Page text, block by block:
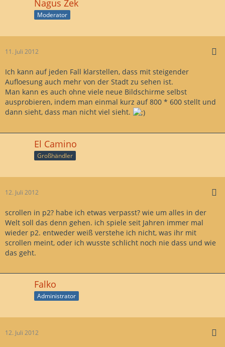
Nagus Zek
Moderator
11. Juli 2012
Ich kann auf jeden Fall klarstellen, dass mit steigender
Aufloesung auch mehr von der Stadt zu sehen ist.
Man kann es auch ohne viele neue Bildschirme selbst
ausprobieren, indem man einmal kurz auf 800 * 600 stellt und
dann sieht, dass man nicht viel sieht.
El Camino
Großhändler
12. Juli 2012
scrollen in p2? habe ich etwas verpasst? wie um alles in der
Welt soll das denn gehen. ich spiele seit Jahren immer mal
wieder p2. entweder weiß verstehe ich nicht, was ihr mit
scrollen meint, oder ich wusste schlicht noch nie dass und wie
das geht.
Falko
Administrator
12. Juli 2012